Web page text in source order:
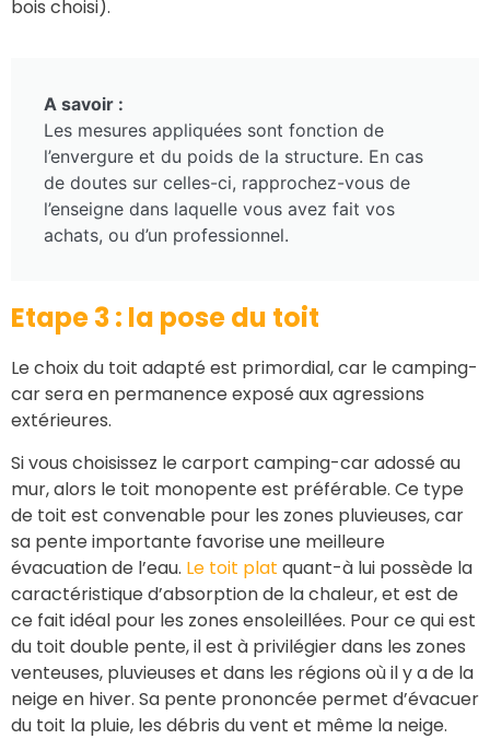
bois choisi).
A savoir :
Les mesures appliquées sont fonction de
l’envergure et du poids de la structure. En cas
de doutes sur celles-ci, rapprochez-vous de
l’enseigne dans laquelle vous avez fait vos
achats, ou d’un professionnel.
Etape 3 : la pose du toit
Le choix du toit adapté est primordial, car le camping-
car sera en permanence exposé aux agressions
extérieures.
Si vous choisissez le carport camping-car adossé au
mur, alors le toit monopente est préférable. Ce type
de toit est convenable pour les zones pluvieuses, car
sa pente importante favorise une meilleure
évacuation de l’eau. Le toit plat quant-à lui possède la
caractéristique d’absorption de la chaleur, et est de
ce fait idéal pour les zones ensoleillées. Pour ce qui est
du toit double pente, il est à privilégier dans les zones
venteuses, pluvieuses et dans les régions où il y a de la
neige en hiver. Sa pente prononcée permet d’évacuer
du toit la pluie, les débris du vent et même la neige.